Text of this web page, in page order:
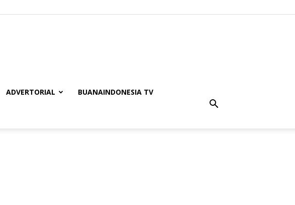
ADVERTORIAL BUANAINDONESIA TV